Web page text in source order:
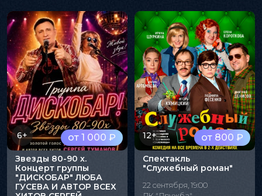
от 1 000 ₽
6+
Звезды 80-90 х.
Концерт группы
"ДИСКОБАР" ЛЮБА
ГУСЕВА И АВТОР ВСЕХ
от 800 ₽
12+
Спектакль
"Служебный роман"
22 сентября, 19:00